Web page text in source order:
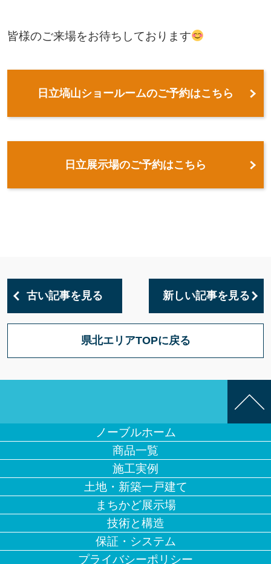
皆様のご来場をお待ちしております
日立塙山ショールームのご予約はこちら
日立展示場のご予約はこちら
古い記事を見る 新しい記事を見る
県北エリアTOPに戻る
ノーブルホーム
商品一覧
施工実例
土地・新築一戸建て
まちかど展示場
技術と構造
保証・システム
プライバシーポリシー